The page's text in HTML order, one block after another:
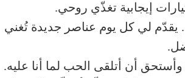
إيجابية تغذّي روحي.
لي كل يوم عناصر جديدة تُغني
أن أتلقى الحب لما أنا عليه.